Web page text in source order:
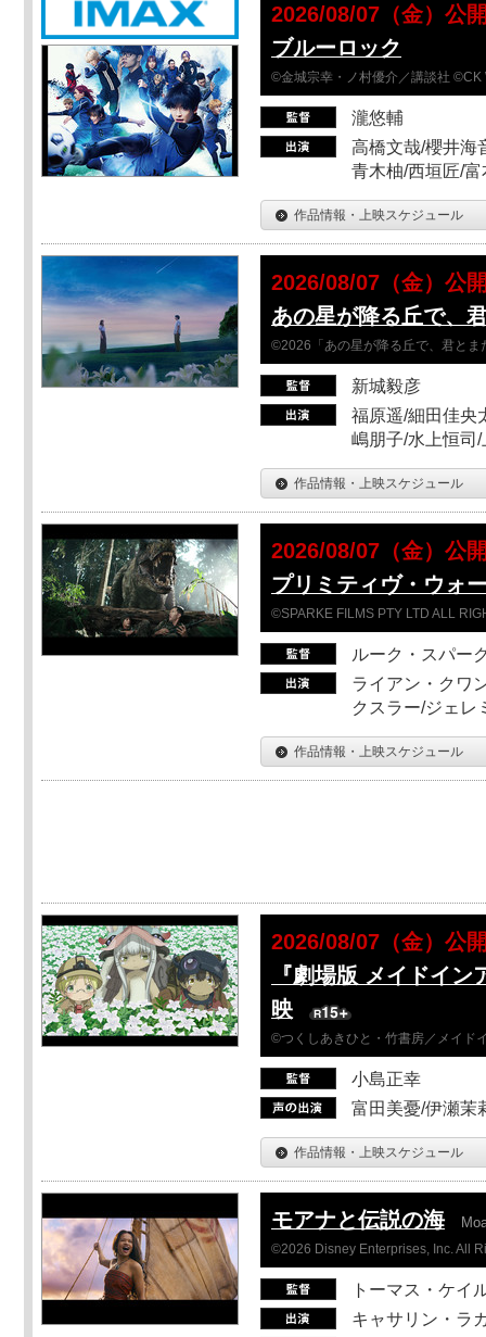
2026/08/07（金）公
ブルーロック
©金城宗幸・ノ村優介／講談社 ©CK
瀧悠輔
高橋文哉/櫻井海
青木柚/西垣匠/
作品情報・上映スケジュール
2026/08/07（金）公
あの星が降る丘で、
©2026「あの星が降る丘で、君とま
新城毅彦
福原遥/細田佳央
嶋朋子/水上恒司
作品情報・上映スケジュール
2026/08/07（金）公
プリミティヴ・ウォ
©SPARKE FILMS PTY LTD ALL
ルーク・スパー
ライアン・クワ
クスラー/ジェレ
作品情報・上映スケジュール
2026/08/07（金）公
『劇場版 メイドイ
映
©つくしあきひと・竹書房／メイド
小島正幸
富田美憂/伊瀬茉
作品情報・上映スケジュール
モアナと伝説の海
©2026 Disney Enterprises, Inc. All
トーマス・ケイ
キャサリン・ラ